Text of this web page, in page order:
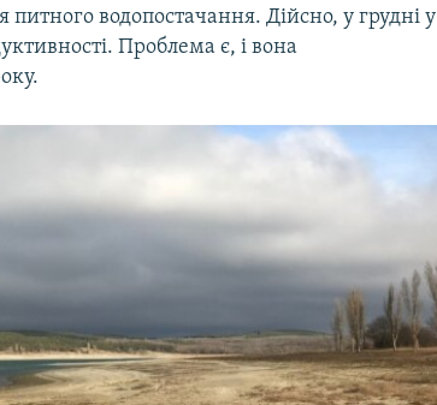
питного водопостачання. Дійсно, у грудні у
Проблема є, і вона